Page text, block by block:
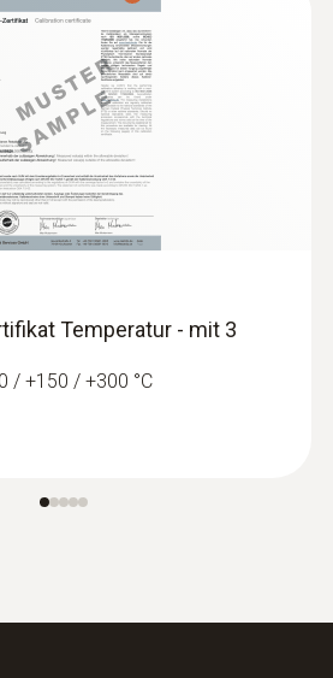
Temperaturmessgerät
Temperatur - mit 3
/ +150 / +300 °C